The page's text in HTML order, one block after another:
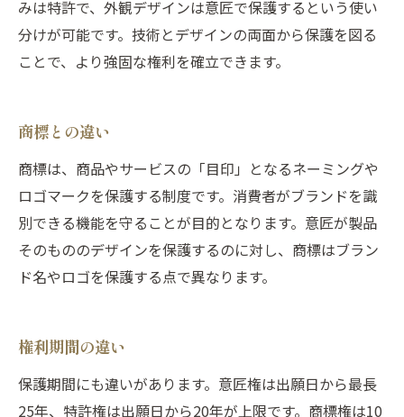
みは特許で、外観デザインは意匠で保護するという使い
分けが可能です。技術とデザインの両面から保護を図る
ことで、より強固な権利を確立できます。
商標との違い
商標は、商品やサービスの「目印」となるネーミングや
ロゴマークを保護する制度です。消費者がブランドを識
別できる機能を守ることが目的となります。意匠が製品
そのもののデザインを保護するのに対し、商標はブラン
ド名やロゴを保護する点で異なります。
権利期間の違い
保護期間にも違いがあります。意匠権は出願日から最長
25年、特許権は出願日から20年が上限です。商標権は10